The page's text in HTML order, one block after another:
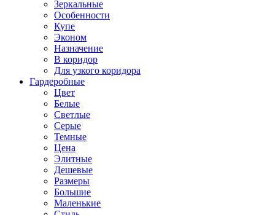
Зеркальные
Особенности
Купе
Эконом
Назначение
В коридор
Для узкого коридора
Гардеробные
Цвет
Белые
Светлые
Серые
Темные
Цена
Элитные
Дешевые
Размеры
Большие
Маленькие